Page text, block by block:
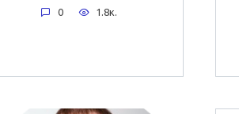
0 1.8к.